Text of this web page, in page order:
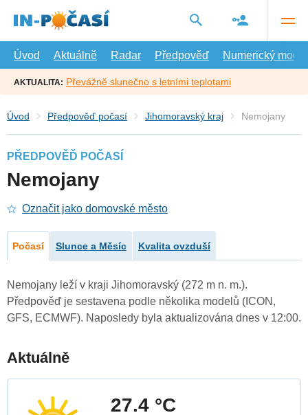
hlavní
Úvod
Aktuálně Radar Předpověď Numerický model
AKTUALITA: Převážně slunečno s letními teplotami
Úvod Předpověď počasí Jihomoravský kraj Nemojany
PŘEDPOVĚĎ POČASÍ
Nemojany
Označit jako domovské město
Počasí Slunce a Měsíc Kvalita ovzduší
Nemojany leží v kraji Jihomoravský (272 m n. m.).
Předpověď je sestavena podle několika modelů (ICON,
GFS, ECMWF). Naposledy byla aktualizována dnes v 12:00.
Aktuálně
27.4 °C